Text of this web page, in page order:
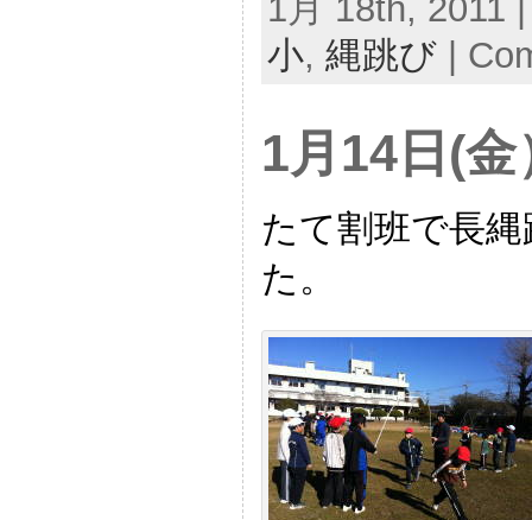
1月 18th, 2011
小, 縄跳び|
1月14日(
たて割班で長
た。